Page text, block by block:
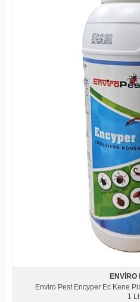
ENVIRO
Enviro Pest Encyper Ec Kene
1 Lt